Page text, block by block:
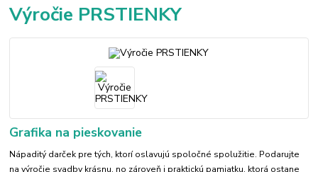
Výročie PRSTIENKY
Grafika na pieskovanie
Nápaditý darček pre tých, ktorí oslavujú spoločné spolužitie. Podarujte
na výročie svadby krásnu, no zároveň i praktickú pamiatku, ktorá ostane